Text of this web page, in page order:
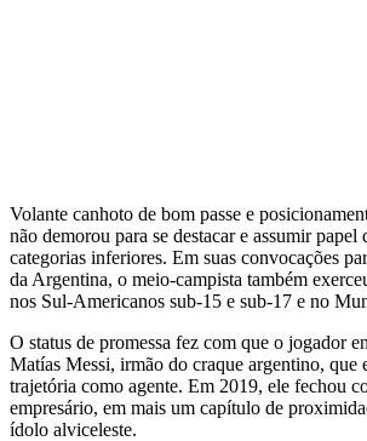
Volante canhoto de bom passe e
não demorou para se destacar e assumir papel
categorias inferiores. Em suas convocações
da Argentina, o meio-campista também
nos Sul-Americanos sub-15 e sub-17 e no
O status de promessa fez com que o jogador
Matías Messi, irmão do craque argentino, que
trajetória como agente. Em 2019, ele fechou
empresário, em mais um capítulo de
ídolo alviceleste.